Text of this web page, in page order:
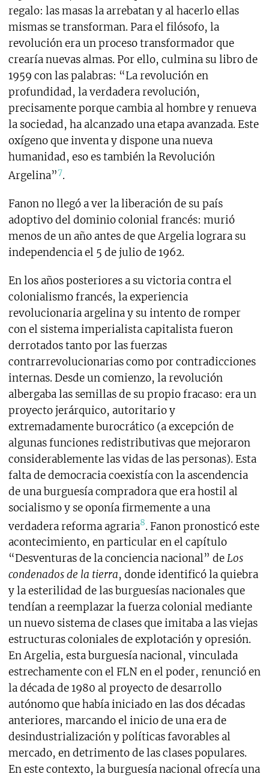
regalo: las masas la arrebatan y al hacerlo ellas
mismas se transforman. Para el filósofo, la
revolución era un proceso transformador que
crearía nuevas almas. Por ello, culmina su libro de
1959 con las palabras: “La revolución en
profundidad, la verdadera revolución,
precisamente porque cambia al hombre y renueva
la sociedad, ha alcanzado una etapa avanzada. Este
oxígeno que inventa y dispone una nueva
humanidad, eso es también la Revolución
Argelina”7.
Fanon no llegó a ver la liberación de su país
adoptivo del dominio colonial francés: murió
menos de un año antes de que Argelia lograra su
independencia el 5 de julio de 1962.
En los años posteriores a su victoria contra el
colonialismo francés, la experiencia
revolucionaria argelina y su intento de romper
con el sistema imperialista capitalista fueron
derrotados tanto por las fuerzas
contrarrevolucionarias como por contradicciones
internas. Desde un comienzo, la revolución
albergaba las semillas de su propio fracaso: era un
proyecto jerárquico, autoritario y
extremadamente burocrático (a excepción de
algunas funciones redistributivas que mejoraron
considerablemente las vidas de las personas). Esta
falta de democracia coexistía con la ascendencia
de una burguesía compradora que era hostil al
socialismo y se oponía firmemente a una
verdadera reforma agraria8. Fanon pronosticó este
acontecimiento, en particularen el capítulo
“Desventuras de la conciencia nacional” deLos
condenados de la tierra, donde identificó la quiebra
y la esterilidad de las burguesías nacionales que
tendían a reemplazar la fuerza colonial mediante
un nuevo sistema de clases que imitaba a las viejas
estructuras coloniales de explotación y opresión.
En Argelia, esta burguesía nacional, vinculada
estrechamente con el FLN en el poder, renunció en
la década de 1980 al proyecto de desarrollo
autónomo que había iniciado en las dos décadas
anteriores, marcando el inicio de una era de
desindustrialización y políticas favorables al
mercado, en detrimento de las clases populares.
En este contexto, la burguesía nacional ofrecía una